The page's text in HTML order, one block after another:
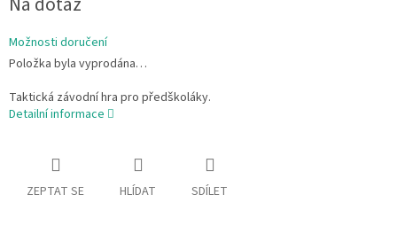
cena:
Možnosti doručení
Položka byla vyprodána…
Taktická závodní hra pro předškoláky.
Detailní informace
ZEPTAT SE HLÍDAT SDÍLET